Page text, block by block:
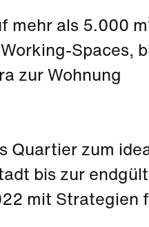
mehr als 5.000
Spaces,
zur Wohnung
Quartier zum
bis zur
mit Strategien